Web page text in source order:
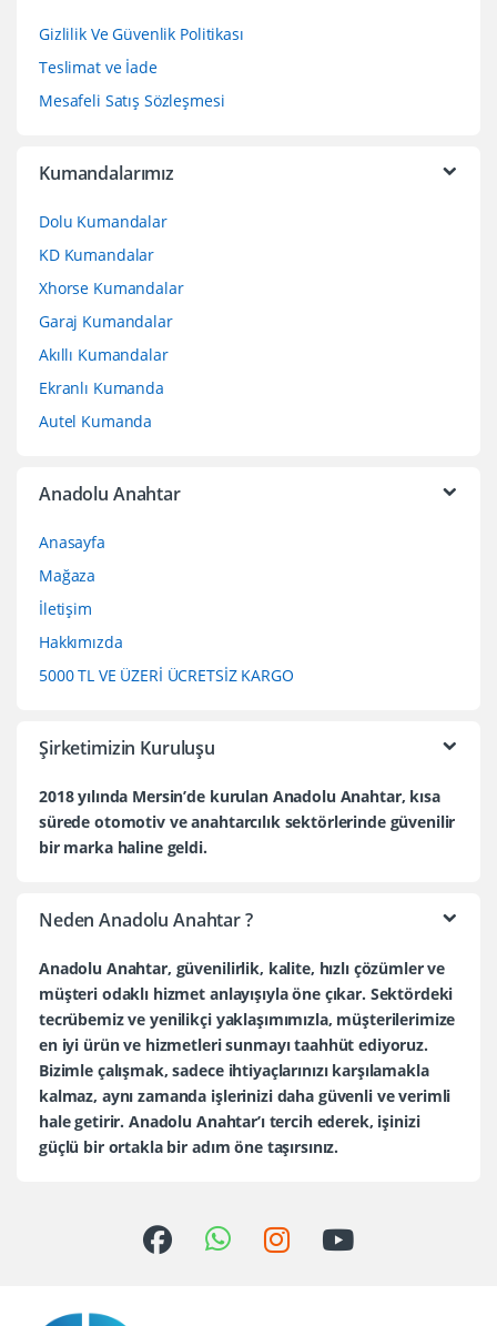
Gizlilik Ve Güvenlik Politikası
Teslimat ve İade
Mesafeli Satış Sözleşmesi
Kumandalarımız
Dolu Kumandalar
KD Kumandalar
Xhorse Kumandalar
Garaj Kumandalar
Akıllı Kumandalar
Ekranlı Kumanda
Autel Kumanda
Anadolu Anahtar
Anasayfa
Mağaza
İletişim
Hakkımızda
5000 TL VE ÜZERİ ÜCRETSİZ KARGO
Şirketimizin Kuruluşu
2018 yılında Mersin’de kurulan Anadolu Anahtar, kısa
sürede otomotiv ve anahtarcılık sektörlerinde güvenilir
bir marka haline geldi.
Neden Anadolu Anahtar ?
Anadolu Anahtar, güvenilirlik, kalite, hızlı çözümler ve
müşteri odaklı hizmet anlayışıyla öne çıkar. Sektördeki
tecrübemiz ve yenilikçi yaklaşımımızla, müşterilerimize
en iyi ürün ve hizmetleri sunmayı taahhüt ediyoruz.
Bizimle çalışmak, sadece ihtiyaçlarınızı karşılamakla
kalmaz, aynı zamanda işlerinizi daha güvenli ve verimli
hale getirir. Anadolu Anahtar’ı tercih ederek, işinizi
güçlü bir ortakla bir adım öne taşırsınız.